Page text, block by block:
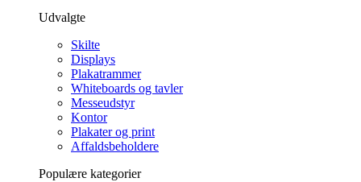
Udvalgte
Skilte
Displays
Plakatrammer
Whiteboards og tavler
Messeudstyr
Kontor
Plakater og print
Affaldsbeholdere
Populære kategorier